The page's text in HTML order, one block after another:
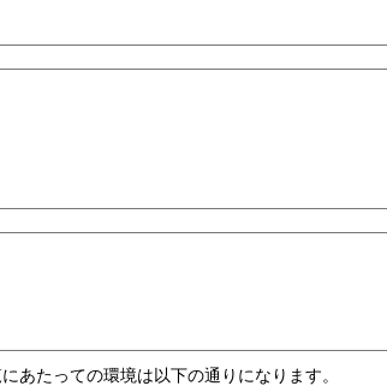
あたっての環境は以下の通りになります。